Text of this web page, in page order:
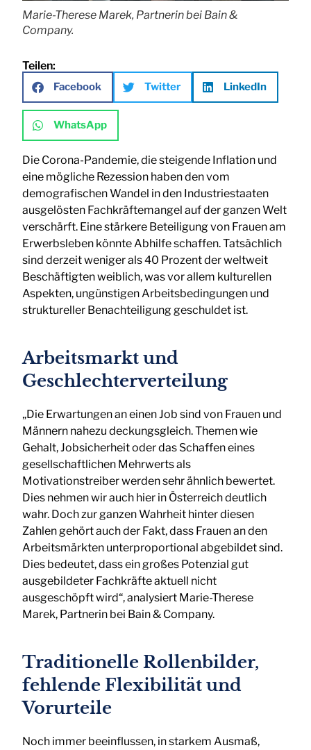
Marie-Therese Marek, Partnerin bei Bain &
Company.
Teilen:
Facebook Twitter LinkedIn
WhatsApp
Die Corona-Pandemie, die steigende Inflation und
eine mögliche Rezession haben den vom
demografischen Wandel in den Industriestaaten
ausgelösten Fachkräftemangel auf der ganzen Welt
verschärft. Eine stärkere Beteiligung von Frauen am
Erwerbsleben könnte Abhilfe schaffen. Tatsächlich
sind derzeit weniger als 40 Prozent der weltweit
Beschäftigten weiblich, was vor allem kulturellen
Aspekten, ungünstigen Arbeitsbedingungen und
struktureller Benachteiligung geschuldet ist.
Arbeitsmarkt und
Geschlechterverteilung
„Die Erwartungen an einen Job sind von Frauen und
Männern nahezu deckungsgleich. Themen wie
Gehalt, Jobsicherheit oder das Schaffen eines
gesellschaftlichen Mehrwerts als
Motivationstreiber werden sehr ähnlich bewertet.
Dies nehmen wir auch hier in Österreich deutlich
wahr. Doch zur ganzen Wahrheit hinter diesen
Zahlen gehört auch der Fakt, dass Frauen an den
Arbeitsmärkten unterproportional abgebildet sind.
Dies bedeutet, dass ein großes Potenzial gut
ausgebildeter Fachkräfte aktuell nicht
ausgeschöpft wird“, analysiert Marie-Therese
Marek, Partnerin bei Bain & Company.
Traditionelle Rollenbilder,
fehlende Flexibilität und
Vorurteile
Noch immer beeinflussen, in starkem Ausmaß,